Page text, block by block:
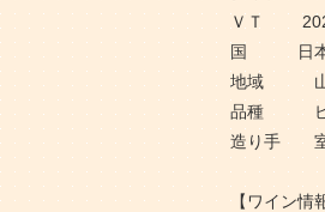
ＶＴ
国 日
地域 山
品種 ピノ
造り手 室
【ワイン情